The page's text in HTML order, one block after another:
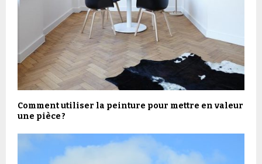
Comment utiliser la peinture pour mettre en valeur
une pièce ?